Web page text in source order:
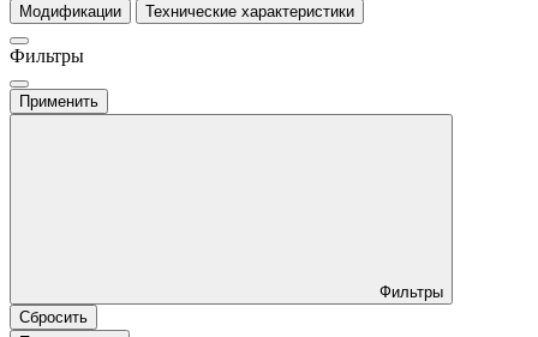
Модификации Технические характеристики
Фильтры
Применить
Фильтры
Сбросить